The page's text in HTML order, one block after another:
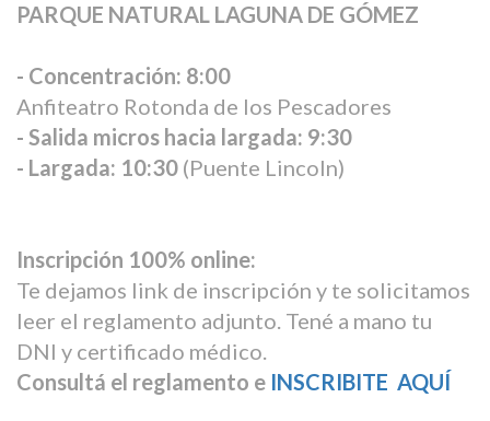
PARQUE NATURAL LAGUNA DE GÓMEZ
- Concentración: 8:00
Anfiteatro Rotonda de los Pescadores
- Salida micros hacia largada: 9:30
- Largada: 10:30 (Puente Lincoln)
Inscripción 100% online:
Te dejamos link de inscripción y te solicitamos
leer el reglamento adjunto. Tené a mano tu
DNI y certificado médico.
Consultá el reglamento e INSCRIBITE AQUÍ